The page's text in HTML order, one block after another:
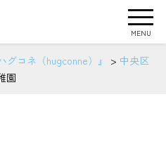
MENU
コネ（hugconne）』 > 中央区
園